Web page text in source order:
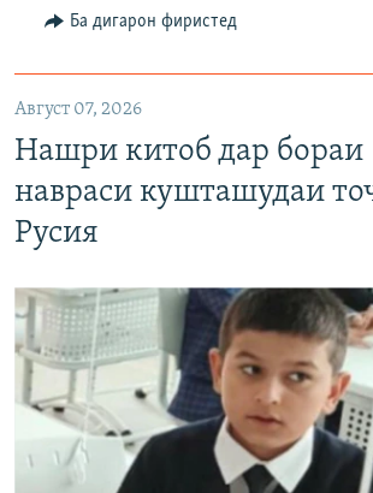
Ба дигарон фиристед
Август 07, 2026
Нашри китоб дар бораи
навраси кушташудаи
Русия